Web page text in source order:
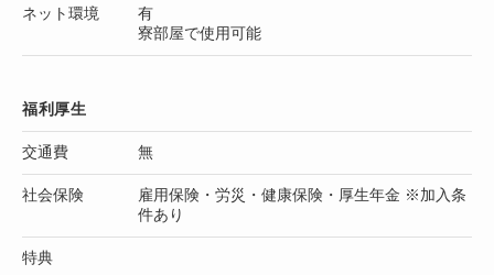
ネット環境
有
寮部屋で使用可能
福利厚生
交通費 無
社会保険
雇用保険・労災・健康保険・厚生年金 ※加入条
件あり
特典